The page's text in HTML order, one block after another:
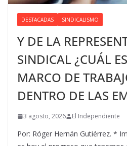
DESTACADAS SINDICALISMO
Y DE LA
SINDICAL ¿CUÁL
MARCO DE
DENTRO DE LAS
3 agosto, 2026 El Independiente
Por: Róger Hernán Gutiérrez. *